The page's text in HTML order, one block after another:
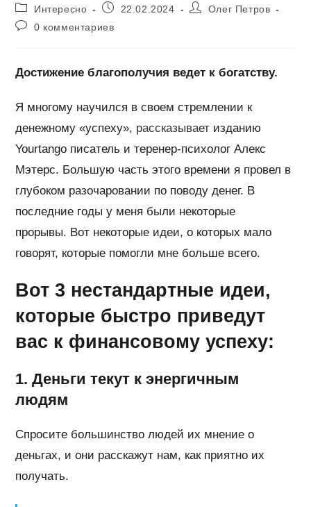
Рубрика
записи:
Интересно
Запись22.02.2024
АвторОлег Петров
Комментарии
0 комментариев
Достижение благополучия ведет к богатству.
Я многому научился в своем стремлении к
денежному «успеху», рассказывает изданию
Yourtango писатель и теренер-психолог Алекс
Мэтерс. Большую часть этого времени я провел в
глубоком разочаровании по поводу денег. В
последние годы у меня были некоторые
прорывы. Вот некоторые идеи, о которых мало
говорят, которые помогли мне больше всего.
Вот 3 нестандартные идеи,
которые быстро приведут
вас к финансовому успеху:
1. Деньги текут к энергичным
людям
Спросите большинство людей их мнение о
деньгах, и они расскажут нам, как приятно их
получать.